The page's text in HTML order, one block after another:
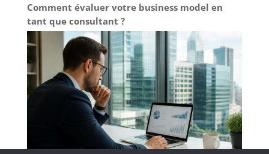
Comment évaluer votre business model en
tant que consultant ?